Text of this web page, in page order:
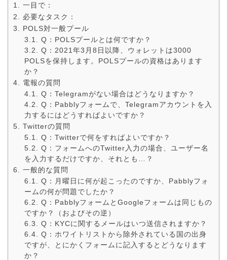
一目で：
必要なタスク：
POLS対一般プール
Q：POLSプールとは何ですか？
Q：2021年3月8日以降、ウォレットは3000
POLSを保持します。POLSプールの資格はあります
か？
電報の質問
Q：Telegramがない場合はどうなりますか？
Q：Pabblyフォームで、Telegramアカウントを入
力するにはどうすればよいですか？
Twitterの質問
Q：Twitterで何をすればよいですか？
Q：フォームへのTwitter入力の場合、ユーザー名
を入力するだけですか、それとも…？
一般的な質問
Q：月曜日に何が起こったのですか、Pabblyフォ
ームの何が問題でしたか？
Q：PabblyフォームとGoogleフォームは同じもの
ですか？（およびその逆）
Q：KYCに関するメールはいつ送信されますか？
Q：ホワイトリストから除外されている国の出身
ですが、とにかくフォームに記入するとどうなります
か？